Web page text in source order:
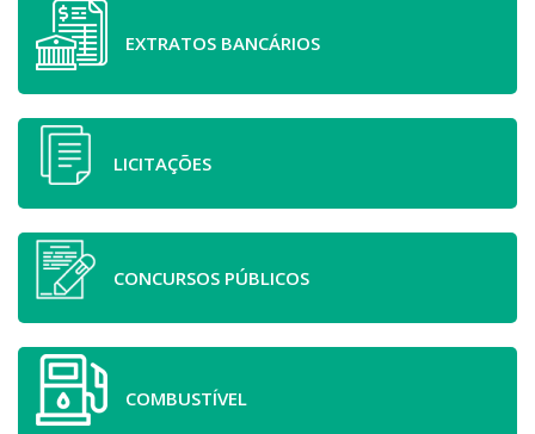
EXTRATOS BANCÁRIOS
LICITAÇÕES
CONCURSOS PÚBLICOS
COMBUSTÍVEL